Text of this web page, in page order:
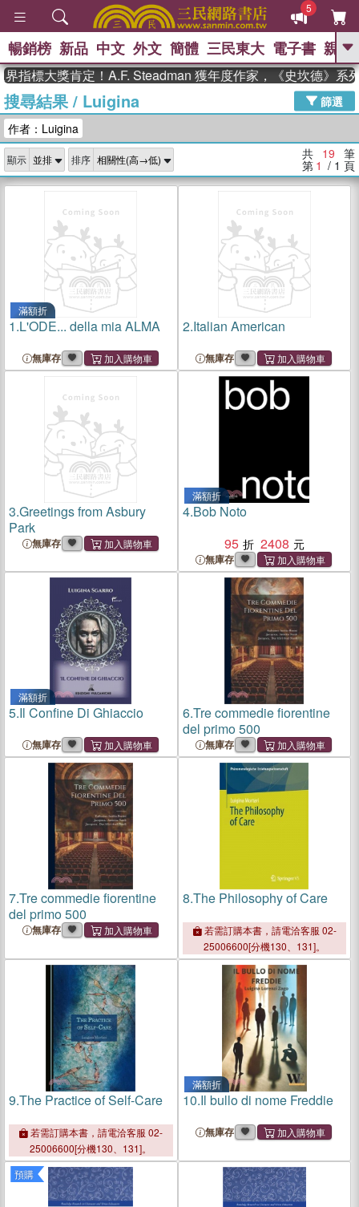
5
GO
The Odyssey 、
父親節 、 如果歷史是一群喵 、 暑期
念華 、 台灣的李登輝時代 、 數學女
孩：黎曼猜想
偉大的迷走神經
暢銷榜 新品 中文 外文 簡體 三民東大 電子書 親子
標大獎肯定！A.F. Steadman 獲年度作家，《史坎德》系列
搜尋結果/ Luigina
篩選
作者：Luigina
顯示 排序 共 19 筆
第 1 / 1 頁
滿額折
1.L'ODE... della mia ALMA
無庫存
2.Italian American
無庫存
3.Greetings from Asbury
Park
無庫存
滿額折
4.Bob Noto
95
2408
無庫存
滿額折
5.Il Confine Di Ghiaccio
無庫存
6.Tre commedie fiorentine
del primo 500
無庫存
7.Tre commedie fiorentine
del primo 500
無庫存
8.The Philosophy of Care
若需訂購本書，請電洽客服 02-
25006600[分機130、131]。
9.The Practice of Self-Care
若需訂購本書，請電洽客服 02-
25006600[分機130、131]。
滿額折
10.Il bullo di nome Freddie
無庫存
預購